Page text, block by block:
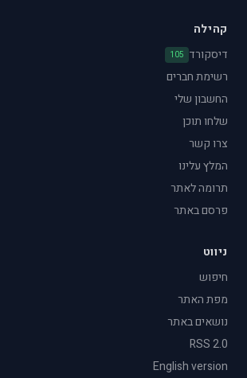
קהילה
דיסקורד 105
רשימת חברים
החשבון שלי
שלחו תוכן
צרו קשר
המלץ עלינו
תרומה לאתר
פרסם באתר
ניווט
חיפוש
מפת האתר
נושאים באתר
RSS 2.0
English version